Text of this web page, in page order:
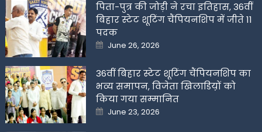
पिता-पुत्र की जोड़ी ने रचा इतिहास, 36वीं
बिहार स्टेट शूटिंग चैंपियनशिप में जीते 11
पदक
Posted
on
June 26, 2026
36वीं बिहार स्टेट शूटिंग चैंपियनशिप का
भव्य समापन, विजेता खिलाडिय़ों को
किया गया सम्मानित
Posted
on
June 23, 2026